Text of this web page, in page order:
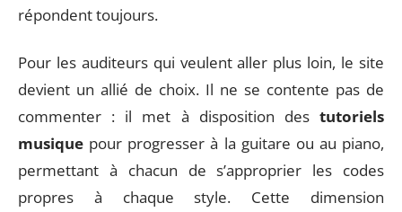
répondent toujours.
Pour les auditeurs qui veulent aller plus loin, le site
devient un allié de choix. Il ne se contente pas de
commenter : il met à disposition des tutoriels
musique pour progresser à la guitare ou au piano,
permettant à chacun de s’approprier les codes
propres à chaque style. Cette dimension